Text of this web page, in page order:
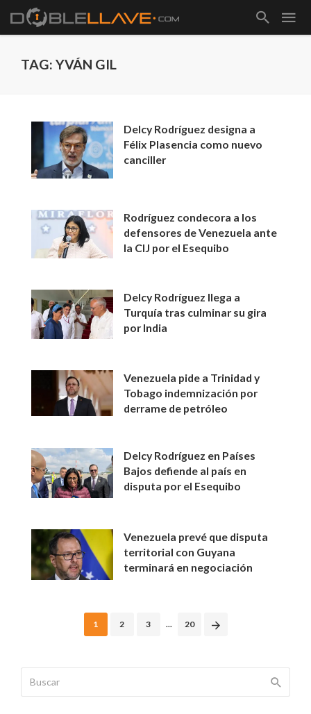
TAG: YVÁN GIL
Delcy Rodríguez designa a
Félix Plasencia como nuevo
canciller
Rodríguez condecora a los
defensores de Venezuela ante
la CIJ por el Esequibo
Delcy Rodríguez llega a
Turquía tras culminar su gira
por India
Venezuela pide a Trinidad y
Tobago indemnización por
derrame de petróleo
Delcy Rodríguez en Países
Bajos defiende al país en
disputa por el Esequibo
Venezuela prevé que disputa
territorial con Guyana
terminará en negociación
1 2 3 ... 20